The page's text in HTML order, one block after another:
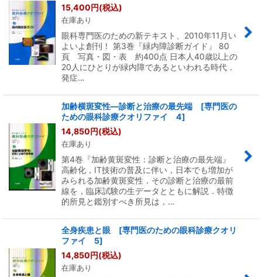
15,400円(税込)
在庫あり
眼科専門医のための新テキスト、2010年11月い
よいよ創刊！ 第3巻『緑内障診断ガイド』 80
頁 写真・図・表 約400点 日本人40歳以上の
20人にひとりが緑内障であるといわれる時代．
発症…
加齢横斑変性―診断と治療の最先端 [専門医の
ための眼科診療クオリファイ 4]
14,850円(税込)
在庫あり
第4巻『加齢黄斑変性：診断と治療の最先端』
高齢化，IT技術の普及に伴い，日本でも増加が
みられる加齢黄斑変性．その診断と治療の最前
線を，臨床試験の生データとともに解説．特徴
的所見と鑑別すべき所見は，…
全身疾患と眼 [専門医のための眼科診療クオリ
ファイ 5]
14,850円(税込)
在庫あり